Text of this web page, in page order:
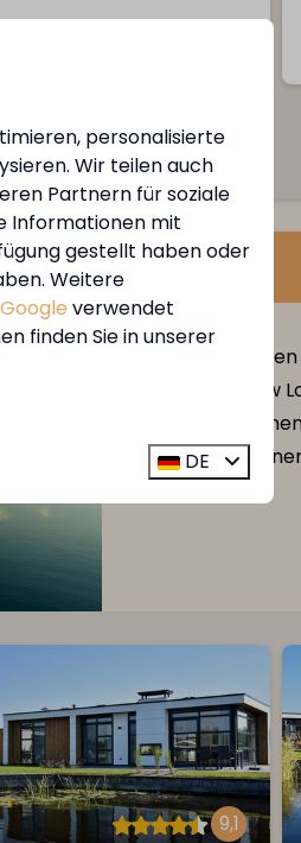
Mehr
Loosdrecht
Entdecken Sie
Residentie Nieuw
Genießen Sie
am Wasser in
9,1
personalisierte
Wir teilen auch
Partnern für soziale
Informationen mit
gestellt haben oder
Weitere
Google verwendet
finden Sie in unserer
DE